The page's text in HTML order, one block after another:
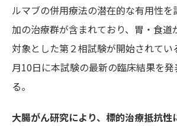
ルマブの併用療法の潜在的な有用性
加の治療群が含まれており、胃・食道
対象とした第２相試験が開始されて
月10日に本試験の最新の臨床結果を
る。
大腸がん研究により、標的治療抵抗性